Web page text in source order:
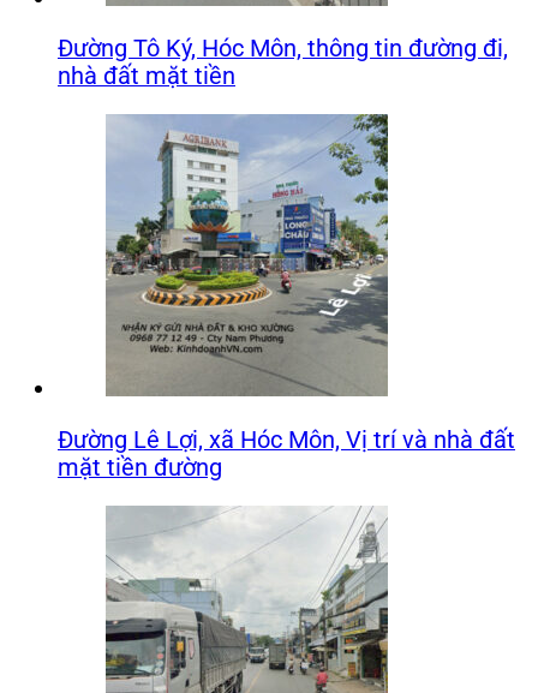
Đường Tô Ký, Hóc Môn, thông tin đường đi,
nhà đất mặt tiền
Đường Lê Lợi, xã Hóc Môn, Vị trí và nhà đất
mặt tiền đường